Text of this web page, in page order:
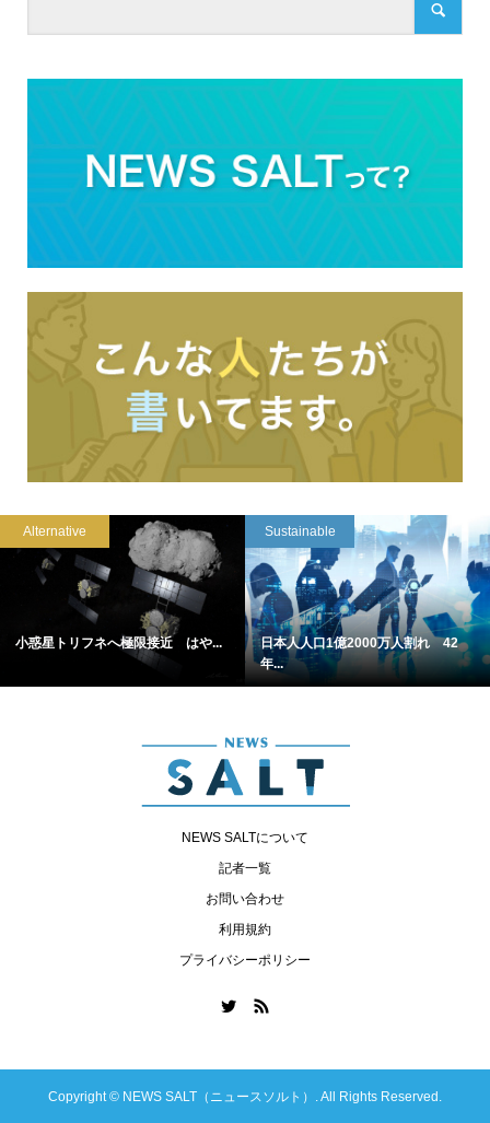
Alternative
小惑星トリフネへ極限接近 はや...
Sustainable
日本人人口1億2000万人割れ 42
年...
NEWS SALTについて
記者一覧
お問い合わせ
利用規約
プライバシーポリシー
Copyright © NEWS SALT（ニュースソルト）. All Rights Reserved.